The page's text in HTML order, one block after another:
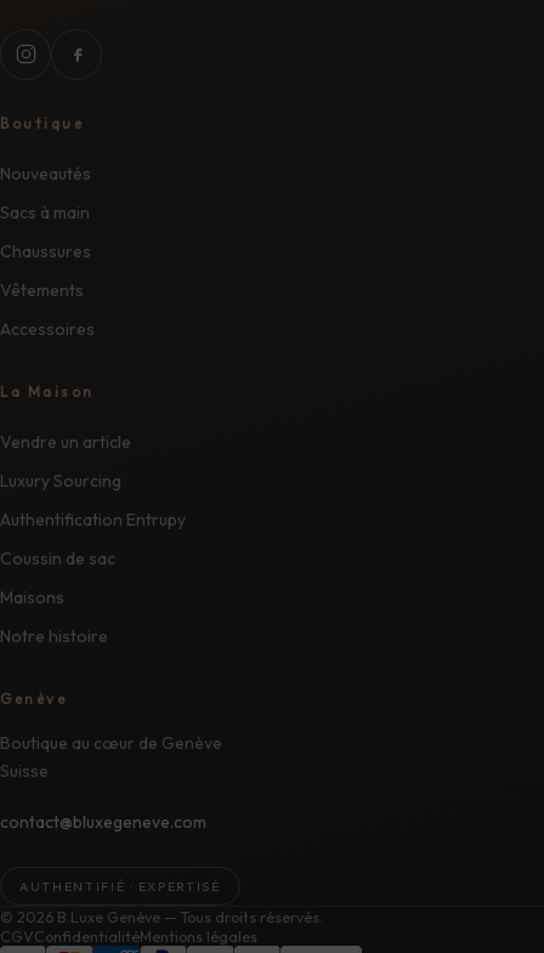
Boutique
Nouveautés
Sacs à main
Chaussures
Vêtements
Accessoires
La Maison
Vendre un article
Luxury Sourcing
Authentification Entrupy
Coussin de sac
Maisons
Notre histoire
Genève
Boutique au cœur de Genève
Suisse
contact@bluxegeneve.com
AUTHENTIFIÉ · EXPERTISÉ
© 2026 B.Luxe Genève — Tous droits réservés.
CGVConfidentialitéMentions légales